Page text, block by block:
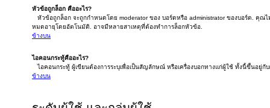
หัวข้อถูกล็อก คืออะไร?
หัวข้อถูกล็อก จะถูกกำหนดโดย moderator ของ บอร์ดหรือ administrator ของบอร์ด. คุณ
หมดอายุโดยอัตโนมัติ. อาจมีหลายสาเหตุที่ต้องทำการล็อกหัวข้อ.
ข้างบน
ไอคอนกระทู้คืออะไร?
ไอคอนกระทู้ ผู้เขียนต้องการระบุเพื่อเป็นสัญลักษณ์ หรือเครื่องบอกทางแก่ผู้ใช้ ทั้งนี้ขึ้นอยู่
ข้างบน